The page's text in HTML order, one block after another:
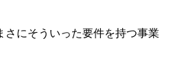
さにそういった要件を持つ事業